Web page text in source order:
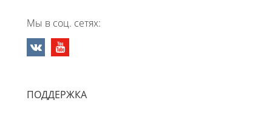
Мы в соц. сетях:
ПОДДЕРЖКА